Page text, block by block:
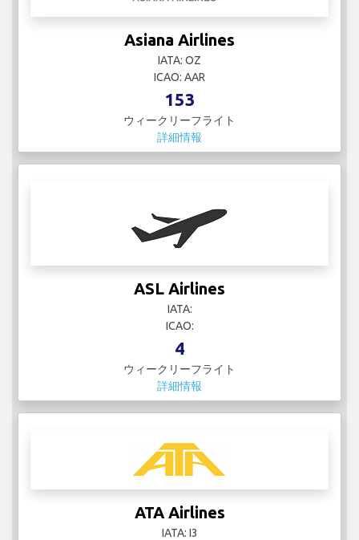
Asiana Airlines
IATA: OZ
ICAO: AAR
153
ウィークリーフライト
詳細情報
ASL Airlines
IATA:
ICAO:
4
ウィークリーフライト
詳細情報
ATA Airlines
IATA: I3